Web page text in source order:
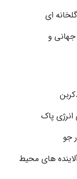
ای
جهانی و
انرژی پاک
جو
های محیط